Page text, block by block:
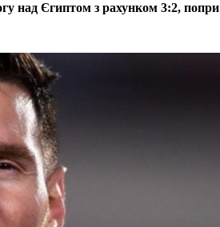
над Єгиптом з рахунком 3:2, попри